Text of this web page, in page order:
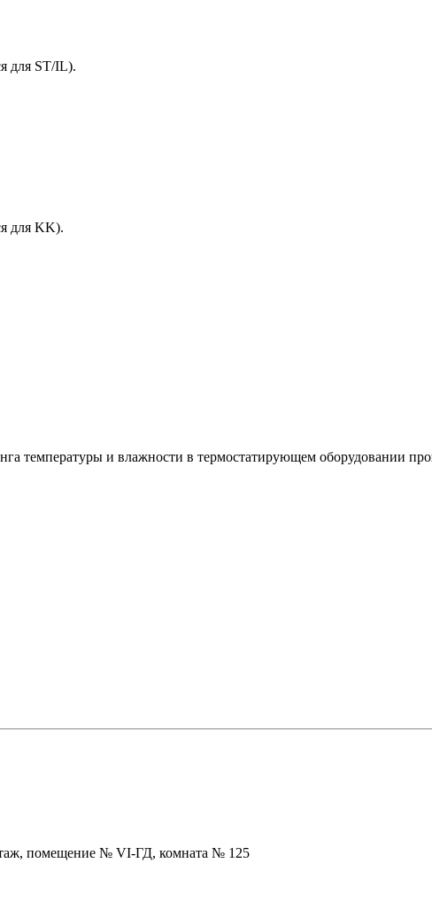
для ST/IL).
для KK).
температуры и влажности в термостатирующем оборудовании
помещение № VI-ГД, комната № 125